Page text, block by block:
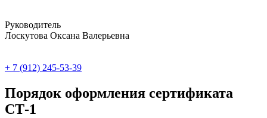
Руководитель
Лоскутова Оксана Валерьевна
+ 7 (912) 245-53-39
Порядок оформления сертификата
СТ-1